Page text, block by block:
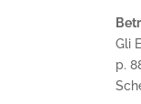
Gli
p.